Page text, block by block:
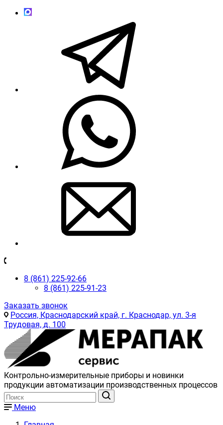
8 (861) 225-92-66
8 (861) 225-91-23
Заказать звонок
Россия, Краснодарский край, г. Краснодар, ул. 3-я
Трудовая, д. 100
Контрольно-измерительные приборы и новинки
продукции автоматизации производственных процессов
Меню